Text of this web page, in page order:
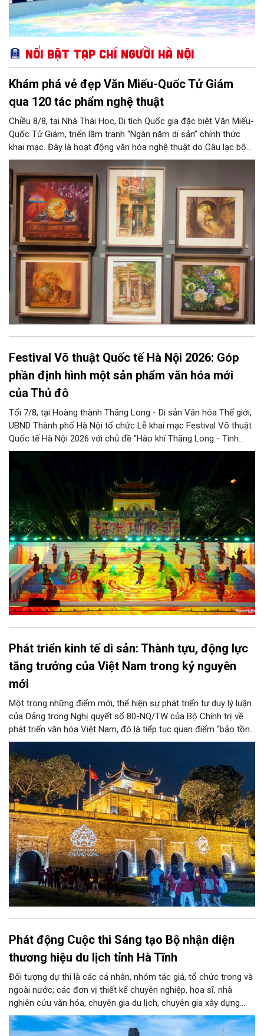
Nổi bật Tạp chí Người Hà Nội
Khám phá vẻ đẹp Văn Miếu-Quốc Tử Giám
qua 120 tác phẩm nghệ thuật
Chiều 8/8, tại Nhà Thái Học, Di tích Quốc gia đặc biệt Văn Miếu-
Quốc Tử Giám, triển lãm tranh “Ngàn năm di sản” chính thức
khai mạc. Đây là hoạt động văn hóa nghệ thuật do Câu lạc bộ
Tôi Vẽ phối hợp cùng Trung tâm hoạt động Văn hóa Khoa học
Văn Miếu - Quốc Tử Giám tổ chức, chào mừng 950 năm Quốc
Tử Giám (1076-2026) và hướng tới kỷ niệm 81 năm Quốc khánh
nước Cộng hòa xã hội chủ nghĩa Việt Nam.
Festival Võ thuật Quốc tế Hà Nội 2026: Góp
phần định hình một sản phẩm văn hóa mới
của Thủ đô
Tối 7/8, tại Hoàng thành Thăng Long - Di sản Văn hóa Thế giới,
UBND Thành phố Hà Nội tổ chức Lễ khai mạc Festival Võ thuật
Quốc tế Hà Nội 2026 với chủ đề "Hào khí Thăng Long - Tinh
hoa võ Việt". Lần đầu tiên được tổ chức, Festival đánh dấu
hóa - thể thao mang tầm quốc tế, góp phần tôn vinh truyền
thống thượng võ dân tộc, quảng bá hình ảnh Hà Nội và thúc đẩy
giao lưu văn hóa, thể thao với bạn bè thế giới.
Phát triển kinh tế di sản: Thành tựu, động lực
tăng trưởng của Việt Nam trong kỷ nguyên
mới
Một trong những điểm mới, thể hiện sự phát triển tư duy lý luận
của Đảng trong Nghị quyết số 80-NQ/TW của Bộ Chính trị về
phát triển văn hóa Việt Nam, đó là tiếp tục quan điểm “bảo tồn
và phát huy giá trị di sản văn hóa gắn kết với phát triển kinh tế -
xã hội và du lịch”; đồng thời, nâng lên một tầm cao mới: “phát
triển kinh tế di sản”.
Phát động Cuộc thi Sáng tạo Bộ nhận diện
thương hiệu du lịch tỉnh Hà Tĩnh
Đối tượng dự thi là các cá nhân, nhóm tác giả, tổ chức trong và
ngoài nước; các đơn vị thiết kế chuyên nghiệp, họa sĩ, nhà
nghiên cứu văn hóa, chuyên gia du lịch, chuyên gia xây dựng
thương hiệu cùng những người yêu thích sáng tạo. Mỗi tác giả
hoặc nhóm tác giả được gửi tối đa 03 tác phẩm ở mỗi giai